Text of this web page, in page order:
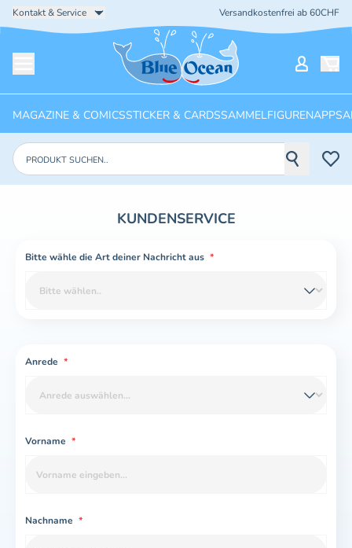
Kontakt & Service Versandkostenfrei ab 60CHF
Startseite
MAGAZINE & COMICSSTICKER & CARDSSAMMELFIGURENAPPS
Produkte suchen
KUNDENSERVICE
Bitte wähle die Art deiner Nachricht aus *
Anrede *
Vorname *
Nachname *